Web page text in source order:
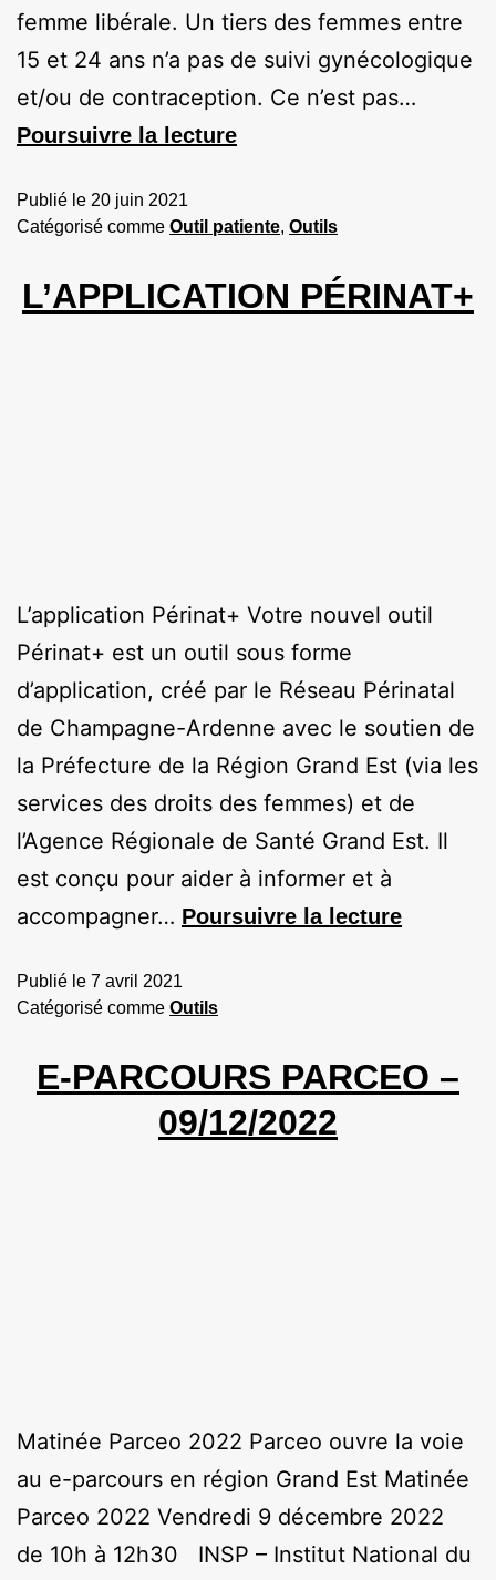
femme libérale. Un tiers des femmes entre
15 et 24 ans n’a pas de suivi gynécologique
et/ou de contraception. Ce n’est pas…
Poursuivre la lecture
Publié le 20 juin 2021
Catégorisé comme Outil patiente, Outils
L’APPLICATION PÉRINAT+
L’application Périnat+ Votre nouvel outil
Périnat+ est un outil sous forme
d’application, créé par le Réseau Périnatal
de Champagne-Ardenne avec le soutien de
la Préfecture de la Région Grand Est (via les
services des droits des femmes) et de
l’Agence Régionale de Santé Grand Est. Il
est conçu pour aider à informer et à
accompagner… Poursuivre la lecture
Publié le 7 avril 2021
Catégorisé comme Outils
E-PARCOURS PARCEO –
09/12/2022
Matinée Parceo 2022 Parceo ouvre la voie
au e-parcours en région Grand Est Matinée
Parceo 2022 Vendredi 9 décembre 2022
de 10h à 12h30 INSP – Institut National du